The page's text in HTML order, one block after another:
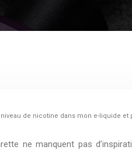
de nicotine dans mon e-liquide et
ne manquent pas